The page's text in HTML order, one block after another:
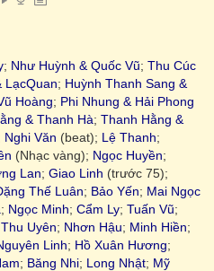
; Như Huỳnh & Quốc Vũ; Thu Cúc
LạcQuan; Huỳnh Thanh Sang &
Hoàng; Phi Nhung & Hải Phong
& Thanh Hà; Thanh Hằng &
Nghi Văn (beat); Lệ Thanh;
(Nhạc vàng); Ngọc Huyền;
Lan; Giao Linh (trước 75);
Thế Luân; Bảo Yến; Mai Ngọc
; Ngọc Minh; Cẩm Ly; Tuấn Vũ;
Thu Uyên; Nhơn Hậu; Minh Hiền;
Linh; Hồ Xuân Hương;
; Băng Nhi; Long Nhật; Mỹ